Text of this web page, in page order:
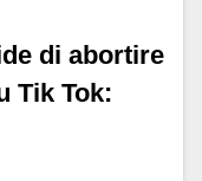
di abortire
Tik Tok: